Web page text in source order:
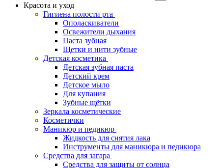
Красота и уход
Гигиена полости рта
Ополаскиватели
Освежители дыхания
Паста зубная
Щетки и нити зубные
Детская косметика
Детская зубная паста
Детский крем
Детское мыло
Для купания
Зубные щётки
Зеркала косметические
Косметички
Маникюр и педикюр
Жидкость для снятия лака
Инструменты для маникюра и педикюра
Средства для загара
Средства для защиты от солнца